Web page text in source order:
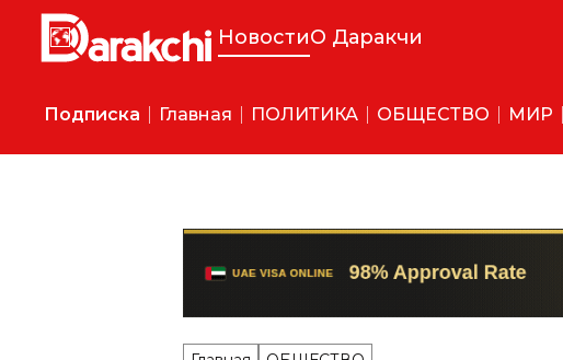
НовостиО Даракчи
Подписка Главная ПОЛИТИКА ОБЩЕСТВО МИР
Главная ОБЩЕСТВО